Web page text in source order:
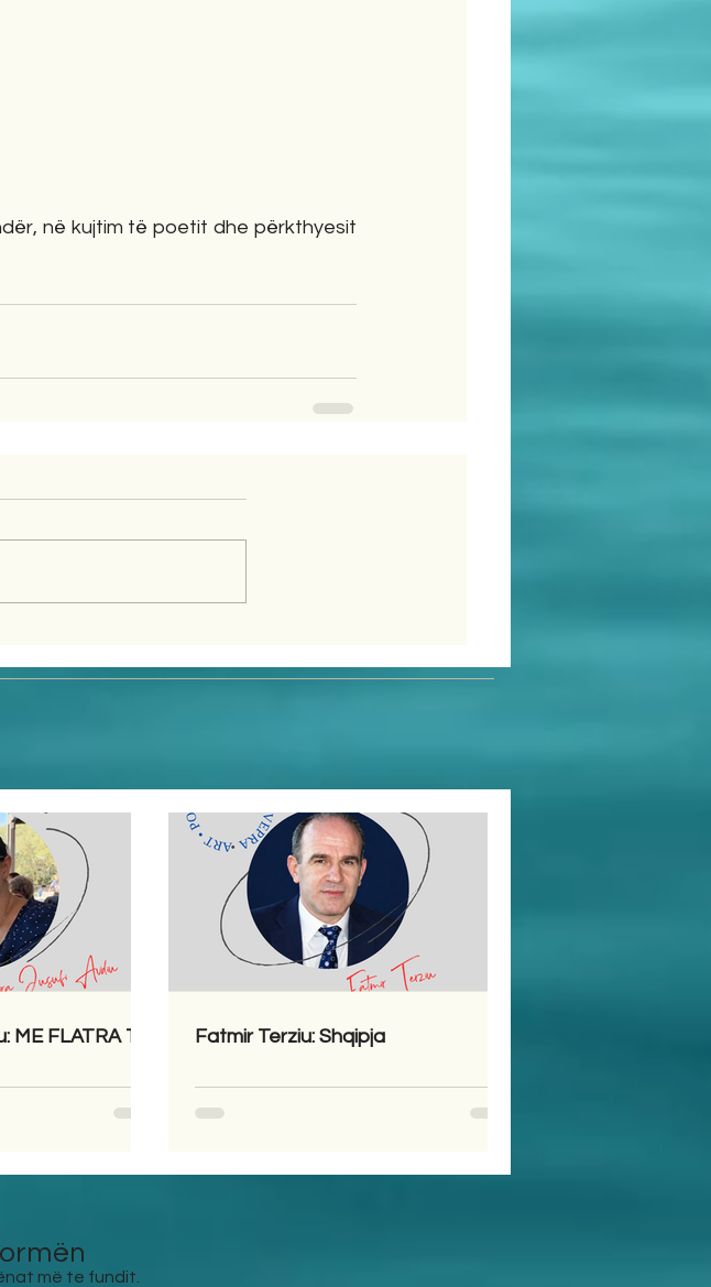
në kujtim të poetit dhe përkthyesit
ME FLATRA TË
Fatmir Terziu: Shqipja
më te fundit.